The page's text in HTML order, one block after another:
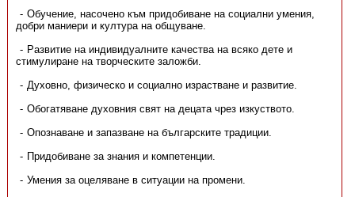
Обучение, насочено към придобиване на социални умения,
добри маниери и култура на общуване.
Развитие на индивидуалните качества на всяко дете и
стимулиране на творческите заложби.
Духовно, физическо и социално израстване и развитие.
Обогатяване духовния свят на децата чрез изкуството.
Опознаване и запазване на българските традиции.
Придобиване за знания и компетенции.
Умения за оцеляване в ситуации на промени.